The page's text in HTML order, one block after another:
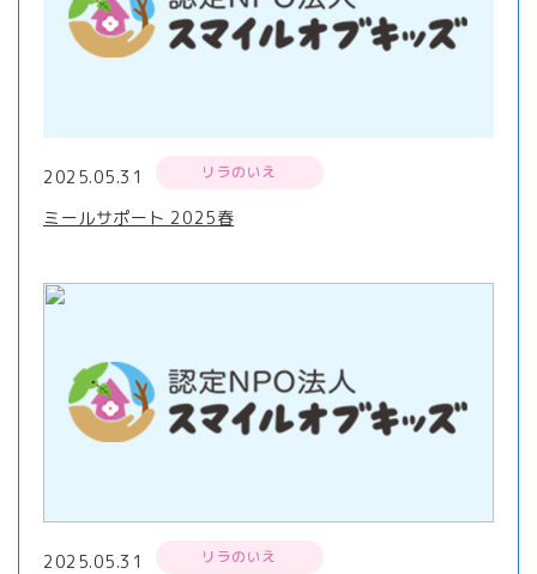
2025.05.31 リラのいえ
ミールサポート 2025春
2025.05.31 リラのいえ